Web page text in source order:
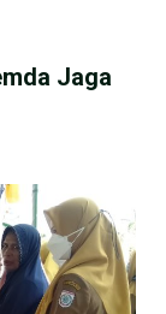
Jaga